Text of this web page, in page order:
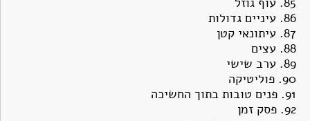
86. ע
יניים גדולות
87. עיתונאי קטן
88. עצים
89. ערב שישי
90. פוליטיקה
91. פנים טובות בתוך החשיכה
92. פסק זמן